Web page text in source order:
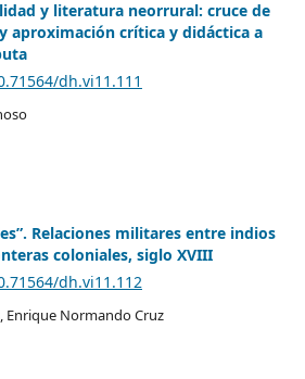
y literatura neorrural: cruce de
aproximación crítica y didáctica a
dh.vi11.111
Relaciones militares entre indios
coloniales, siglo XVIII
dh.vi11.112
Enrique Normando Cruz